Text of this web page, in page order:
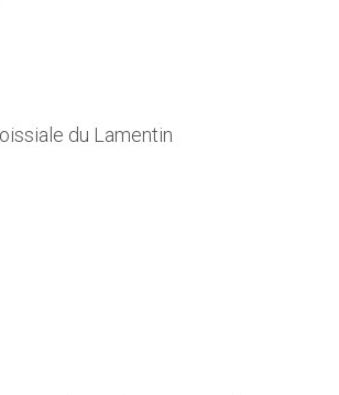
du Lamentin